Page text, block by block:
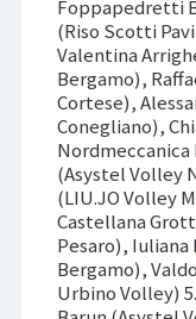
Foppapedretti
(Riso Scotti
Valentina
Bergamo),
Cortese),
Conegliano),
Nordmeccanica
(Asystel Volley
(LIU.JO Volley
Castellana
Pesaro),
Bergamo),
Urbino Volley)